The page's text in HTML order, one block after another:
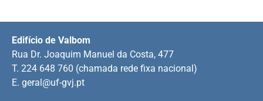
Edifício de Valbom
Rua Dr. Joaquim Manuel da Costa, 477
T. 224 648 760 (chamada rede fixa nacional)
E. geral@uf-gvj.pt